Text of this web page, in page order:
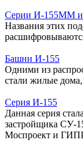
Серии И-155ММ
Названия этих
Башни И-155
Одними из
стали жилые
Серия И-155
Данная серия
застройщика
Моспроект и